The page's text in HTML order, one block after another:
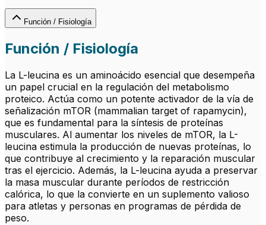
Función / Fisiología
Función / Fisiología
La L-leucina es un aminoácido esencial que desempeña
un papel crucial en la regulación del metabolismo
proteico. Actúa como un potente activador de la vía de
señalización mTOR (mammalian target of rapamycin),
que es fundamental para la síntesis de proteínas
musculares. Al aumentar los niveles de mTOR, la L-
leucina estimula la producción de nuevas proteínas, lo
que contribuye al crecimiento y la reparación muscular
tras el ejercicio. Además, la L-leucina ayuda a preservar
la masa muscular durante períodos de restricción
calórica, lo que la convierte en un suplemento valioso
para atletas y personas en programas de pérdida de
peso.